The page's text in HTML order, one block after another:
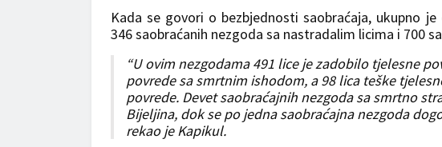
Kada se govori o bezbjednosti saobraćaja, ukupno
346 saobraćanih nezgoda sa nastradalim licima i 700
“U ovim nezgodama 491 lice je zadobilo tjelesne
povrede sa smrtnim ishodom, a 98 lica teške
povrede. Devet saobraćajnih nezgoda sa smrtno
Bijeljina, dok se po jedna saobraćajna nezgoda
rekao je Kapikul.